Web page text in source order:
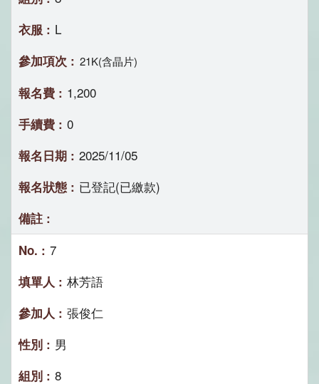
L
21K(含晶片)
1,200
0
2025/11/05
已登記(已繳款)
7
林芳語
張俊仁
男
8